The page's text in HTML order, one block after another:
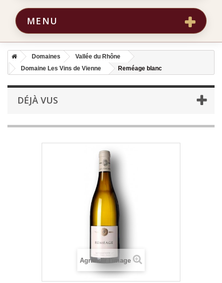
MENU
Domaines
Vallée du Rhône
Domaine Les Vins de Vienne
Reméage blanc
DÉJÀ VUS
Agrandir l'image